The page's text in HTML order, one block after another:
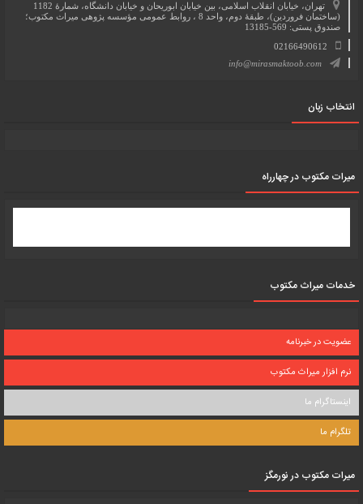
تهران، خیابان انقلاب اسلامی، بین خیابان ابوریحان و خیابان دانشگاه، شمارۀ 1182
(ساختمان فروردین)، طبقۀ دوم، واحد 8 ، روابط عمومی مؤسسه پژوهی میراث مکتوب؛
صندوق پستی: 569-13185
02166490612
info@mirasmaktoob.com
انتخاب زبان
میرات مکتوب در چهارراه
خدمات میراث مکتوب
عضویت در خبرنامه
نرم افزار میراث مکتوب
اینستاگرام ما
تلگرام ما
میرات مکتوب در نورمگز